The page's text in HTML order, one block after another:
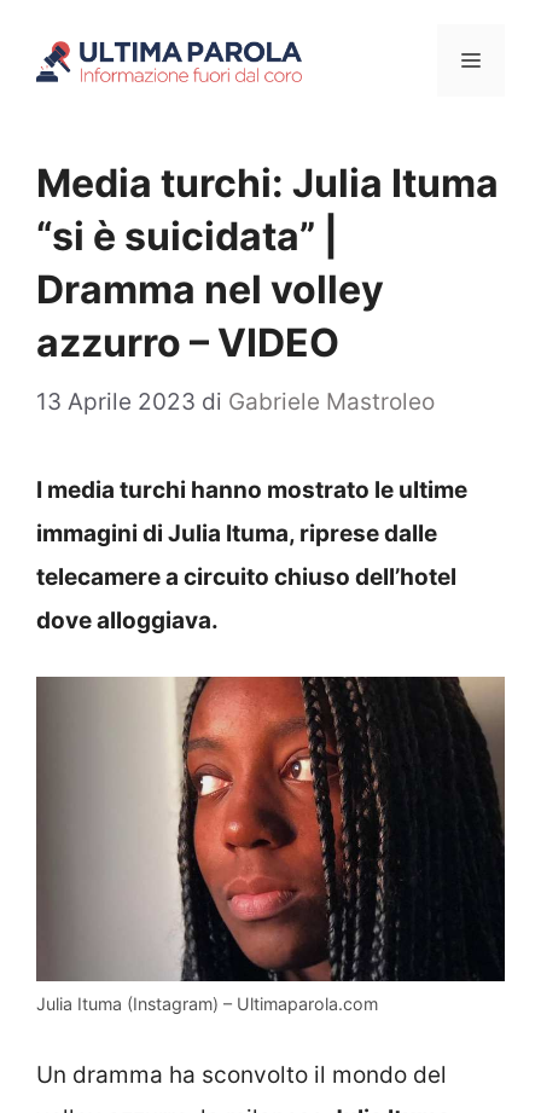
Menu
Media turchi: Julia Ituma
“si è suicidata” |
Dramma nel volley
azzurro – VIDEO
13 Aprile 2023 di Gabriele Mastroleo
I media turchi hanno mostrato le ultime
immagini di Julia Ituma, riprese dalle
telecamere a circuito chiuso dell’hotel
dove alloggiava.
Julia Ituma (Instagram) – Ultimaparola.com
Un dramma ha sconvolto il mondo del